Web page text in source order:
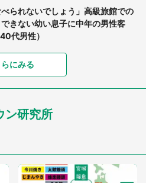
べられないでしょう」高級旅館での
きない幼い息子に中年の男性客
代男性）
ラー」「事件性を感じる」 ふわふ
思って、あなたにこれをあげる」
」「本当に気持ち悪い」 道端でバ
にみる
ン研究所